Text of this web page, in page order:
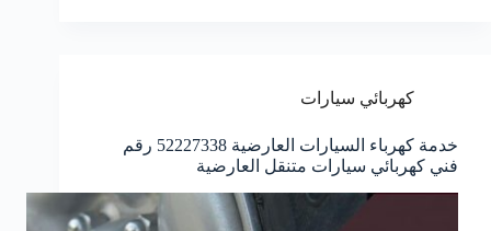
كهربائي سيارات
خدمة كهرباء السيارات العارضية 52227338 رقم
فني كهربائي سيارات متنقل العارضية